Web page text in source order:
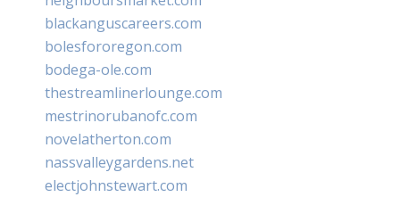
blackanguscareers.com
bolesfororegon.com
bodega-ole.com
thestreamlinerlounge.com
mestrinorubanofc.com
novelatherton.com
nassvalleygardens.net
electjohnstewart.com